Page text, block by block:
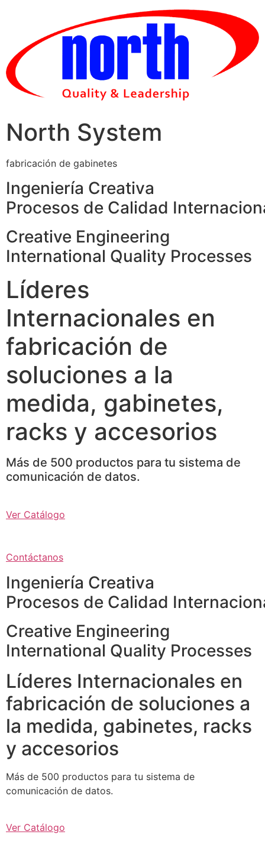
North System
fabricación de gabinetes
Ingeniería Creativa
Procesos de Calidad
Creative Engineering
International Quality Processes
Líderes
Internacionales en
fabricación de
soluciones a la
medida, gabinetes,
racks y accesorios
Más de 500 productos para tu sistema de
comunicación de datos.
Ver Catálogo
Contáctanos
Ingeniería Creativa
Procesos de Calidad
Creative Engineering
International Quality Processes
Líderes Internacionales en
fabricación de soluciones a
la medida, gabinetes, racks
y accesorios
Más de 500 productos para tu sistema de
comunicación de datos.
Ver Catálogo